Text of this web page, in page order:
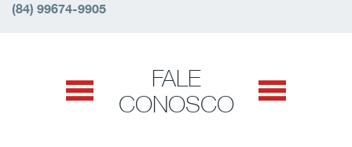
(84) 99674-9905
FALE
CONOSCO